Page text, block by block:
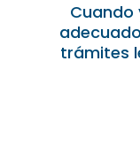
Cuando
trámites